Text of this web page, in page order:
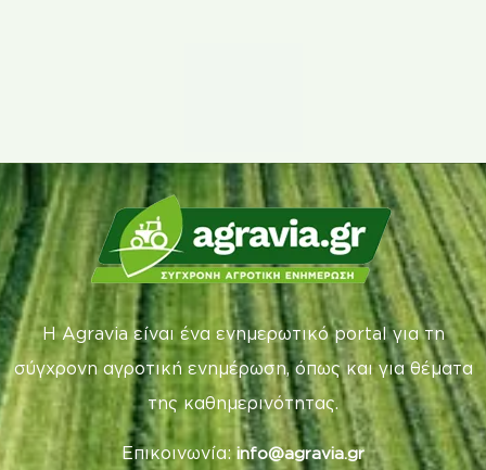
Η Agravia είναι ένα ενημερωτικό portal για τη
σύγχρονη αγροτική ενημέρωση, όπως και για θέματα
της καθημερινότητας.
Επικοινωνία: info@agravia.gr